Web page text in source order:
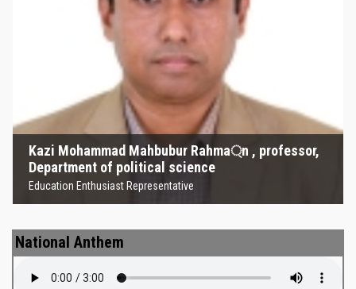
Kazi Mohammad Mahbubur Rahma্‌n , professor,
Department of political science
Education Enthusiast Representative
Kazi Mohammad Mahbubur
Rahma্‌n , professor, Department
of political science
Education Enthusiast Representative
National Anthem